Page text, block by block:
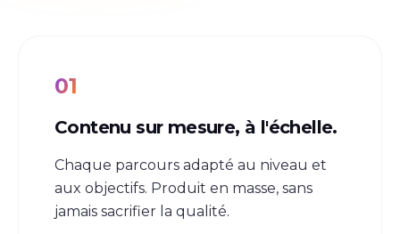
01
Contenu sur mesure, à l'échelle.
Chaque parcours adapté au niveau et
aux objectifs. Produit en masse, sans
jamais sacrifier la qualité.